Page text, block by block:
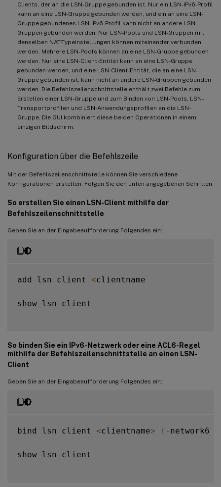
Clients, der an die LSN-Gruppe gebunden ist. Nur ein LSN-IPv6-Profil
kann an eine LSN-Gruppe gebunden werden, und ein an eine LSN-
Gruppe gebundenes LSN-IPv6-Profil kann nicht an andere LSN-
Gruppen gebunden werden. Nur LSN-Pools und LSN-Gruppen mit
denselben NAT-Typeinstellungen können miteinander verbunden
werden. Mehrere LSN-Pools können an eine LSN-Gruppe gebunden
werden. Nur eine LSN-Client-Entität kann an eine LSN-Gruppe
gebunden werden, und eine LSN-Client-Entität, die an eine LSN-
Gruppe gebunden ist, kann nicht an andere LSN-Gruppen gebunden
werden. Die Befehlszeilenschnittstelle enthält zwei Befehle zum
Erstellen einer LSN-Gruppe und zum Binden von LSN-Pools, LSN-
Transportprofilen und LSN-Anwendungsprofilen an die LSN-
Gruppe. Die GUI kombiniert diese beiden Operationen in einem
einzigen Bildschirm.
Konfiguration über die Befehlszeile
Mit der Befehlszeilenschnittstelle können Sie verschiedene
Konfigurationen erstellen. Folgen Sie den unten angegebenen Schritten.
So erstellen Sie einen LSN-Client mithilfe der
Befehlszeilenschnittstelle
Geben Sie an der Eingabeaufforderung Folgendes ein:
add lsn client <clientname
show lsn client
So binden Sie ein IPv6-Netzwerk oder eine ACL6-Regel
mithilfe der Befehlszeilenschnittstelle an einen LSN-
Client
Geben Sie an der Eingabeaufforderung Folgendes ein:
bind lsn client <clientname> ( - network6
show lsn client